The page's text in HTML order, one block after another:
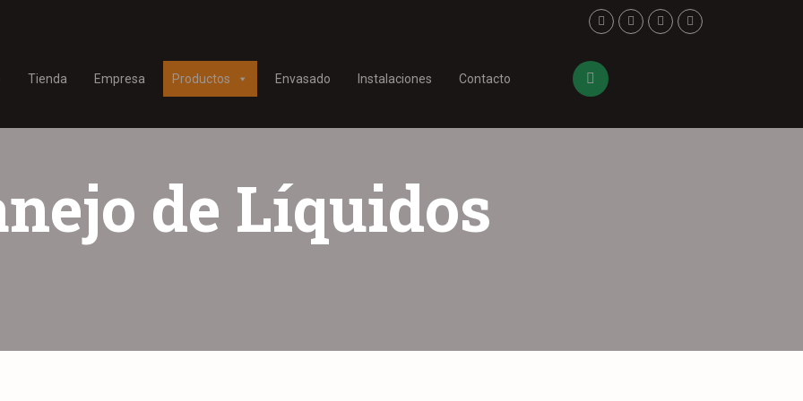
Tienda Empresa Productos Envasado Instalaciones Contacto
de Líquidos